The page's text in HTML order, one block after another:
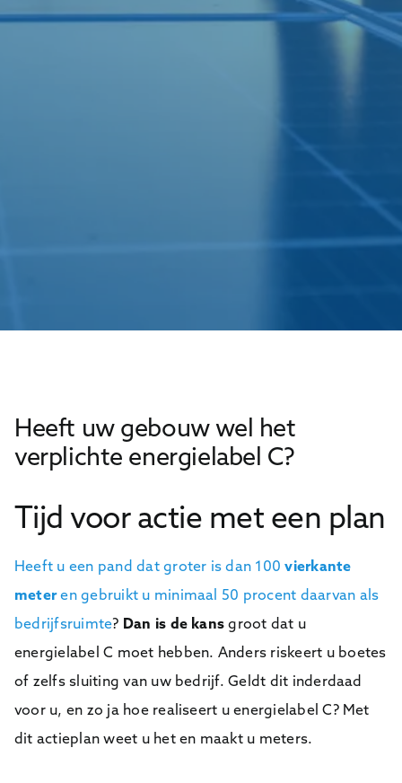
Heeft uw gebouw wel het
verplichte energielabel C?
Tijd voor actie met een plan
Heeft u een pand dat groter is dan 100vierkante
meteren gebruikt u minimaal 50 procent daarvan als
bedrijfsruimte? Dan is de kansgroot dat u
energielabel C moet hebben. Anders riskeert u boetes
of zelfs sluiting van uw bedrijf. Geldt dit inderdaad
voor u, en zo ja hoe realiseert u energielabel C? Met
dit actieplan weet u het en maakt u meters.